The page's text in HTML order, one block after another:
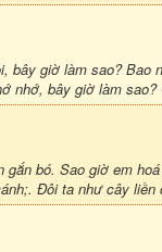
bây giờ làm sao?
nhớ, bây giờ làm
gắn bó. Sao giờ em
Đôi ta như cây